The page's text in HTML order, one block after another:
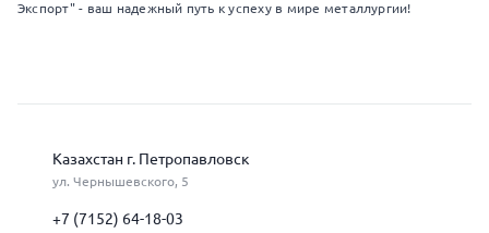
Экспорт" - ваш надежный путь к успеху в мире металлургии!
Казахстан г. Петропавловск
ул. Чернышевского, 5
+7 (7152) 64-18-03